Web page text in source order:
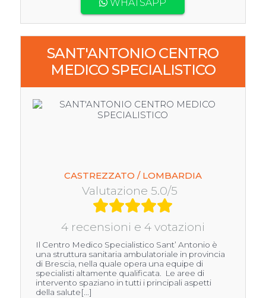
WHATSAPP
SANT'ANTONIO CENTRO
MEDICO SPECIALISTICO
CASTREZZATO / LOMBARDIA
Valutazione 5.0/5
4 recensioni e 4 votazioni
Il Centro Medico Specialistico Sant’ Antonio è
una struttura sanitaria ambulatoriale in provincia
di Brescia, nella quale opera una equipe di
specialisti altamente qualificata. Le aree di
intervento spaziano in tutti i principali aspetti
della salute[...]